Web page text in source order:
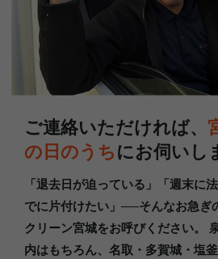
ご連絡いただければ、
の日のうちにお伺いし
「退去日が迫っている」「週末に
でに片付けたい」──そんなお急ぎ
クリーン宮城をお呼びください。
内はもちろん、名取・多賀城・塩